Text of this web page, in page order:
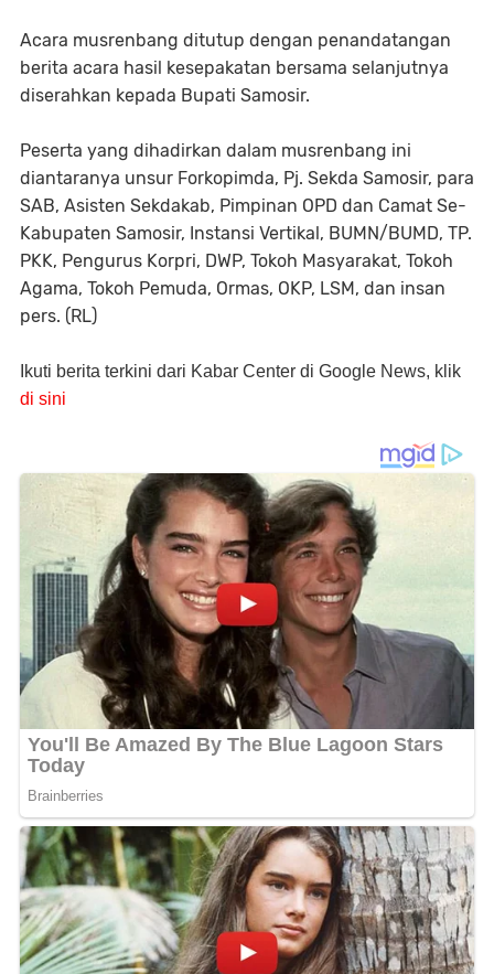
Acara musrenbang ditutup dengan penandatangan
berita acara hasil kesepakatan bersama selanjutnya
diserahkan kepada Bupati Samosir.
Peserta yang dihadirkan dalam musrenbang ini
diantaranya unsur Forkopimda, Pj. Sekda Samosir, para
SAB, Asisten Sekdakab, Pimpinan OPD dan Camat Se-
Kabupaten Samosir, Instansi Vertikal, BUMN/BUMD, TP.
PKK, Pengurus Korpri, DWP, Tokoh Masyarakat, Tokoh
Agama, Tokoh Pemuda, Ormas, OKP, LSM, dan insan
pers. (RL)
Ikuti berita terkini dari Kabar Center di Google News, klik
di sini